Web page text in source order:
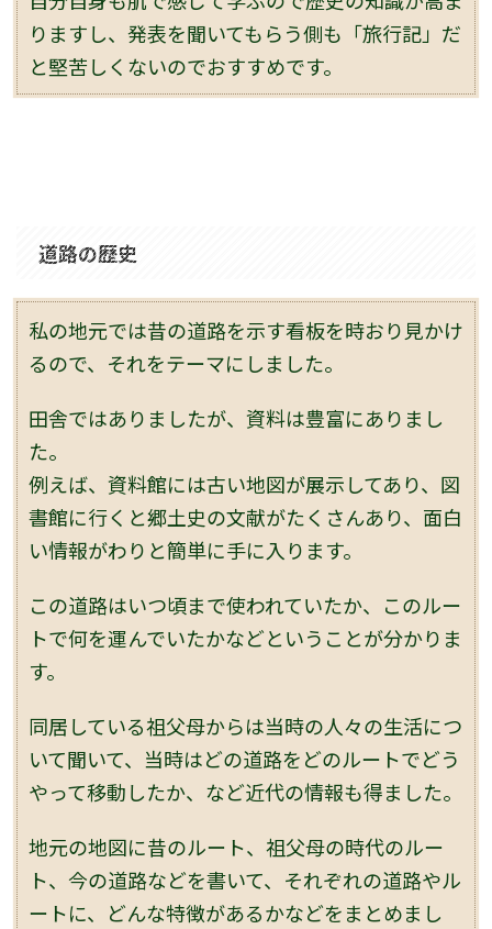
りますし、発表を聞いてもらう側も「旅行記」だ
と堅苦しくないのでおすすめです。
道路の歴史
私の地元では昔の道路を示す看板を時おり見かけ
るので、それをテーマにしました。
田舎ではありましたが、資料は豊富にありまし
た。
例えば、資料館には古い地図が展示してあり、図
書館に行くと郷土史の文献がたくさんあり、面白
い情報がわりと簡単に手に入ります。
この道路はいつ頃まで使われていたか、このルー
トで何を運んでいたかなどということが分かりま
す。
同居している祖父母からは当時の人々の生活につ
いて聞いて、当時はどの道路をどのルートでどう
やって移動したか、など近代の情報も得ました。
地元の地図に昔のルート、祖父母の時代のルー
ト、今の道路などを書いて、それぞれの道路やル
ートに、どんな特徴があるかなどをまとめまし